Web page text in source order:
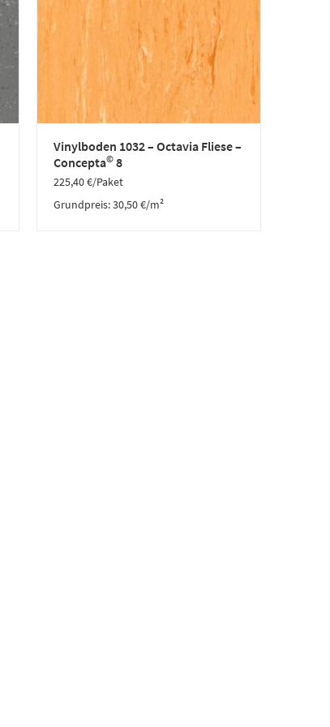
Vinylboden 1032 – Octavia Fliese –
Concepta© 8
225,40€/Paket
Grundpreis:30,50€/m²